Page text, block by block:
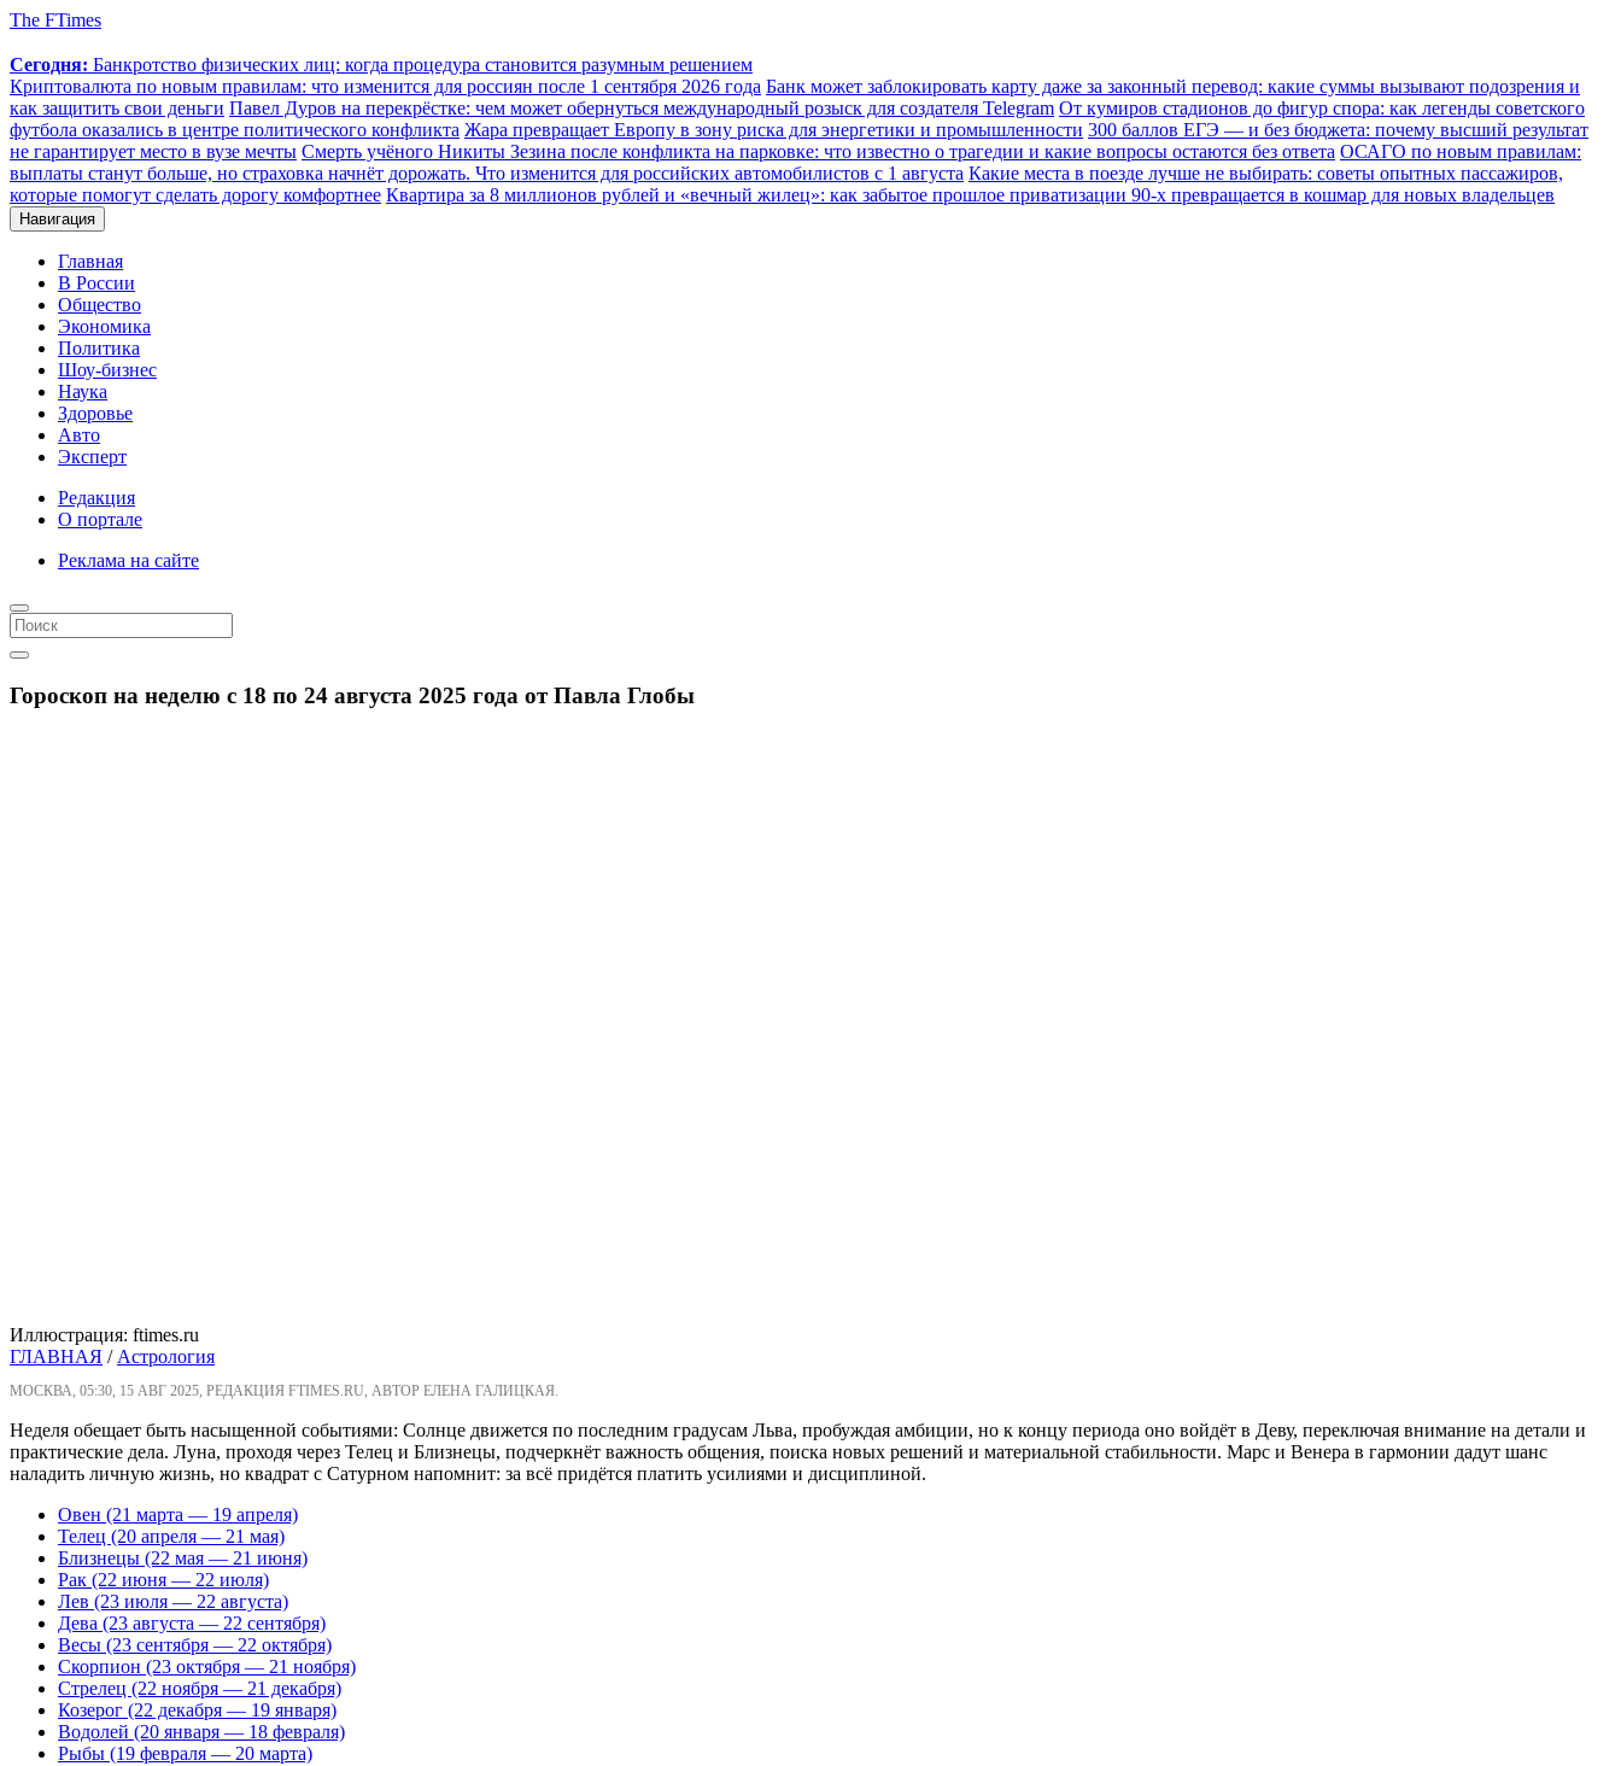
The FTimes
Сегодня: Банкротство физических лиц: когда процедура становится разумным решением
Криптовалюта по новым правилам: что изменится для россиян после 1 сентября 2026 года Банк может заблокировать карту даже за законный перевод: какие суммы вызывают подозрения и
как защитить свои деньги Павел Дуров на перекрёстке: чем может обернуться международный розыск для создателя Telegram От кумиров стадионов до фигур спора: как легенды советского
футбола оказались в центре политического конфликта Жара превращает Европу в зону риска для энергетики и промышленности 300 баллов ЕГЭ — и без бюджета: почему высший результат
не гарантирует место в вузе мечты Смерть учёного Никиты Зезина после конфликта на парковке: что известно о трагедии и какие вопросы остаются без ответа ОСАГО по новым правилам:
выплаты станут больше, но страховка начнёт дорожать. Что изменится для российских автомобилистов с 1 августа Какие места в поезде лучше не выбирать: советы опытных пассажиров,
которые помогут сделать дорогу комфортнее Квартира за 8 миллионов рублей и «вечный жилец»: как забытое прошлое приватизации 90-х превращается в кошмар для новых владельцев
Навигация
Главная
В России
Общество
Экономика
Политика
Шоу-бизнес
Наука
Здоровье
Авто
Эксперт
Редакция
О портале
Реклама на сайте
Гороскоп на неделю с 18 по 24 августа 2025 года от Павла Глобы
Иллюстрация: ftimes.ru
ГЛАВНАЯ /Астрология
МОСКВА, 05:30, 15 АВГ 2025, РЕДАКЦИЯ FTIMES.RU, АВТОР ЕЛЕНА ГАЛИЦКАЯ.
Неделя обещает быть насыщенной событиями: Солнце движется по последним градусам Льва, пробуждая амбиции, но к концу периода оно войдёт в Деву, переключая внимание на детали и
практические дела. Луна, проходя через Телец и Близнецы, подчеркнёт важность общения, поиска новых решений и материальной стабильности. Марс и Венера в гармонии дадут шанс
наладить личную жизнь, но квадрат с Сатурном напомнит: за всё придётся платить усилиями и дисциплиной.
Овен (21 марта — 19 апреля)
Телец (20 апреля — 21 мая)
Близнецы (22 мая — 21 июня)
Рак (22 июня — 22 июля)
Лев (23 июля — 22 августа)
Дева (23 августа — 22 сентября)
Весы (23 сентября — 22 октября)
Скорпион (23 октября — 21 ноября)
Стрелец (22 ноября — 21 декабря)
Козерог (22 декабря — 19 января)
Водолей (20 января — 18 февраля)
Рыбы (19 февраля — 20 марта)